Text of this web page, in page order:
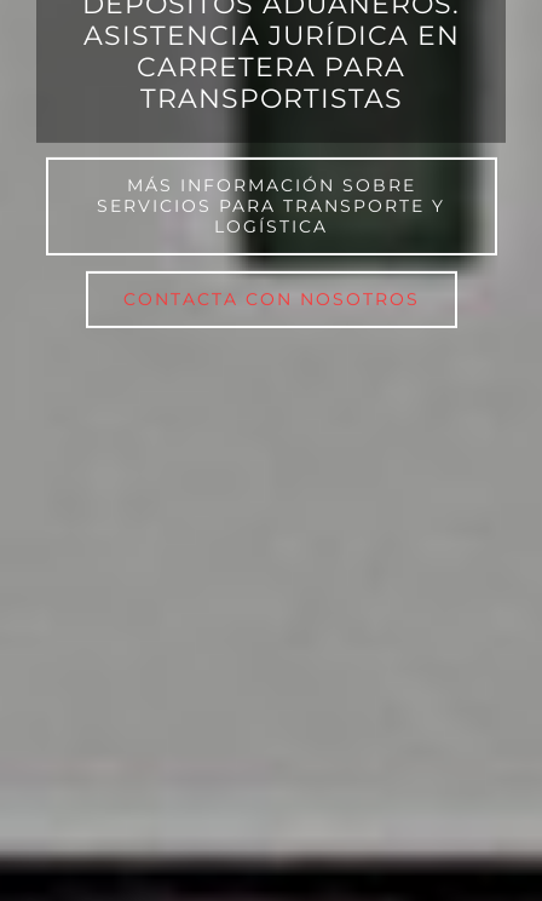
ASISTENCIA JURÍDICA EN
CARRETERA PARA
TRANSPORTISTAS
MÁS INFORMACIÓN SOBRE
SERVICIOS PARA TRANSPORTE Y
LOGÍSTICA
CONTACTA CON NOSOTROS